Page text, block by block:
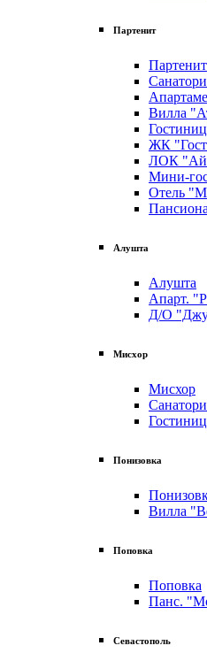
Партенит
Партенит
Вилла
ЖК
ЛОК
Мини-
Отель
Алушта
Алушта
Апарт.
Д/О
Мисхор
Мисхор
Понизовка
Вилла
Поповка
Поповка
Панс.
Севастополь